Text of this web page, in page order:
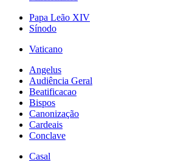
Papa Leão XIV
Sínodo
Vaticano
Angelus
Audiência Geral
Beatificacao
Bispos
Canonização
Cardeais
Conclave
Casal